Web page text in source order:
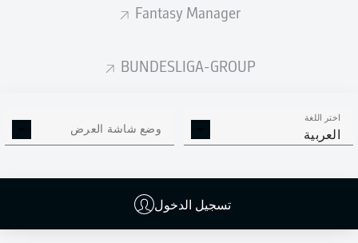
Fantasy Manager
BUNDESLIGA-GROUP
اختر اللغة
العربية وضع شاشة العرض
تسجيل الدخول
Marcel Schuhen